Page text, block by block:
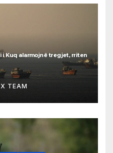
i Kuq alarmojnë tregjet, rriten
TEAM